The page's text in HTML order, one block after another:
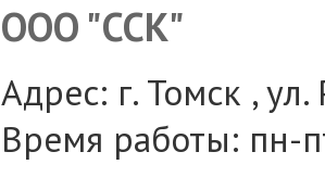
ООО "ССК"
Адрес: г. Томск , ул.
Время работы: пн-